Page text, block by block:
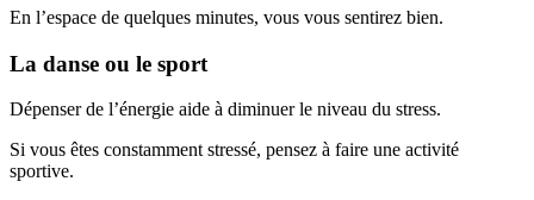
En l’espace de quelques minutes, vous vous sentirez bien.
La danse ou le sport
Dépenser de l’énergie aide à diminuer le niveau du stress.
Si vous êtes constamment stressé, pensez à faire une activité
sportive.